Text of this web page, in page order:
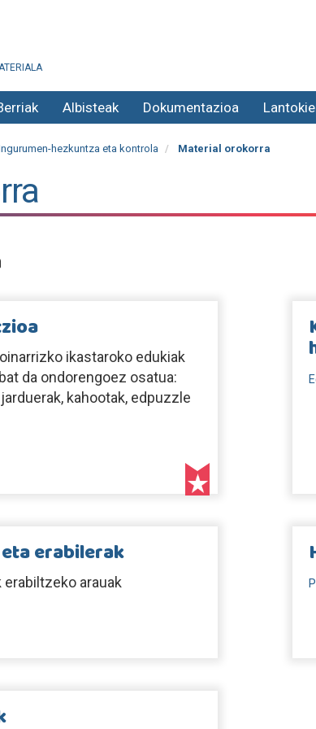
Albisteak Dokumentazioa
hezkuntza eta kontrola Material orokorra
ikastaroko edukiak
da ondorengoez osatua:
kahootak, edpuzzle
erabilerak
erabiltzeko arauak